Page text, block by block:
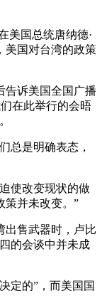
美国总统唐纳德·
美国对台湾的政策
告诉美国全国广播
在此举行的会晤
总是明确表态，
使改变现状的做
策并未改变。”
出售武器时，卢比
的会谈中并未成
定的”，而美国国